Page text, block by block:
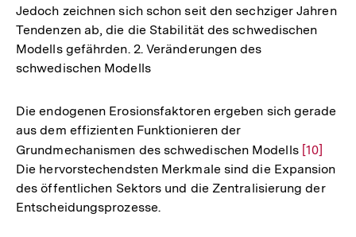
Jedoch zeichnen sich schon seit den sechziger Jahren
Tendenzen ab, die die Stabilität des schwedischen
Modells gefährden. 2. Veränderungen des
schwedischen Modells
Die endogenen Erosionsfaktoren ergeben sich gerade
aus dem effizienten Funktionieren der
Grundmechanismen des schwedischen Modells Zur
der
[10]
Die hervorstechendsten Merkmale sind die Expansion
des öffentlichen Sektors und die Zentralisierung der
Entscheidungsprozesse.